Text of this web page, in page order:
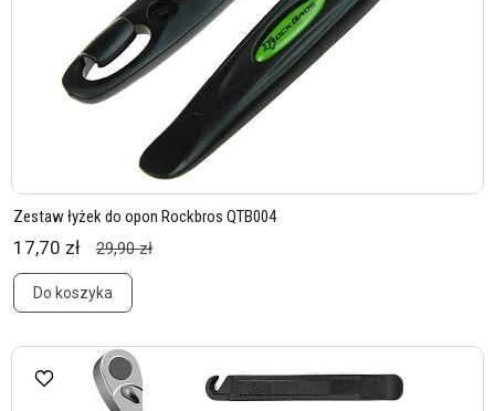
Zestaw łyżek do opon Rockbros QTB004
17,70 zł 29,90 zł
Do koszyka